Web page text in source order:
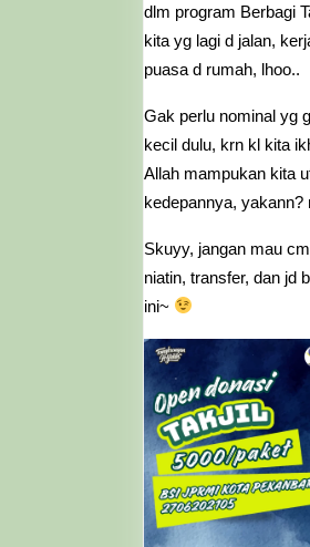
dlm program Berbagi
kita yg lagi d jalan,
puasa d rumah, lhoo..
Gak perlu nominal yg
kecil dulu, krn kl kita
Allah mampukan kita
kedepannya,
Skuyy, jangan mau
niatin, transfer, dan jd
ini~